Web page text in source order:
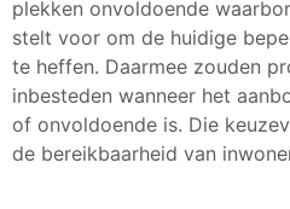
plekken onvoldoende
stelt voor om de huidige
te heffen. Daarmee zouden
inbesteden wanneer het
of onvoldoende is. Die
de bereikbaarheid van